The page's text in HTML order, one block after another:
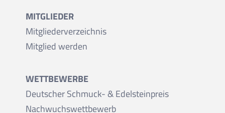
MITGLIEDER
Mitgliederverzeichnis
Mitglied werden
WETTBEWERBE
Deutscher Schmuck- & Edelsteinpreis
Nachwuchswettbewerb